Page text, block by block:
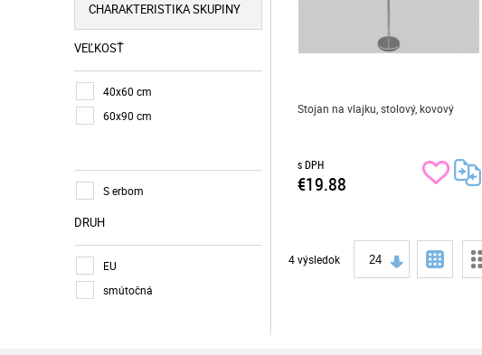
CHARAKTERISTIKA SKUPINY
VEĽKOSŤ
40x60 cm
60x90 cm
S erbom
DRUH
EU
smútočná
Stojan na vlajku, stolový, kovový
s DPH
€19.88
4 výsledok 24